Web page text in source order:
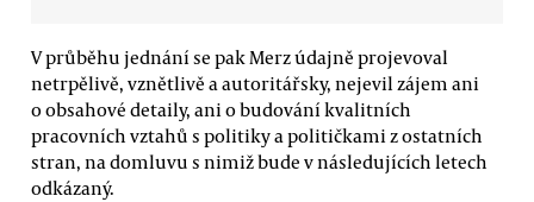
V průběhu jednání se pak Merz údajně projevoval
netrpělivě, vznětlivě a autoritářsky, nejevil zájem ani
o obsahové detaily, ani o budování kvalitních
pracovních vztahů s politiky a političkami z ostatních
stran, na domluvu s nimiž bude v následujících letech
odkázaný.